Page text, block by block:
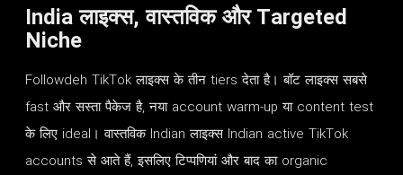
India लाइक्स, वास्तविक और Targeted
Niche
Followdeh TikTok लाइक्स के तीन tiers देता है। बॉट लाइक्स सबसे
fast और सस्ता पैकेज है, नया account warm-up या content test
के लिए ideal। वास्तविक Indian लाइक्स Indian active TikTok
accounts से आते हैं, इसलिए टिप्पणियां और बाद का organic